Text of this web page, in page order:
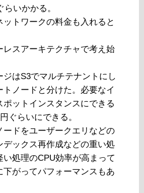
いかかる。
ットワークの料金も入れると
レスアーキテクチャで考え始
ジはS3でマルチテナントにし
トノードと分けた。必要なイ
ポットインスタンスにできる
ぐらいにできる。
ードをユーザークエリなどの
デックス再作成などの重い処
い処理のCPU効率が高まって
下がってパフォーマンスもあ